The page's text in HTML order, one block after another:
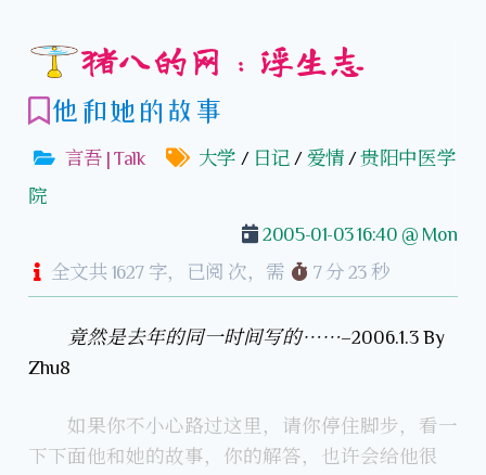
猪八的网：浮生志
他和她的故事
言吾 | Talk 大学 / 日记 / 爱情 /贵阳中医学
院
2005-01-03 16:40 @ Mon
全文共 1627 字，已阅 次，需 7 分 23 秒
竟然是去年的同一时间写的……–2006.1.3 By
Zhu8
如果你不小心路过这里，请你停住脚步，看一
下下面他和她的故事，你的解答，也许会给他很